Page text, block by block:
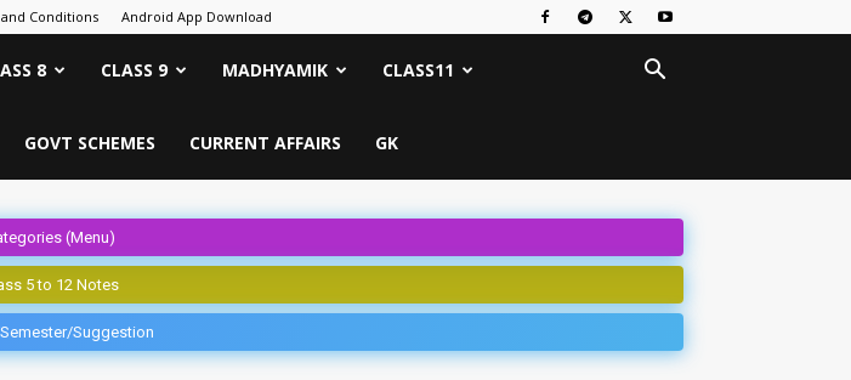
Conditions Android App Download
8 CLASS 9 MADHYAMIK CLASS11
GOVT SCHEMES CURRENT AFFAIRS GK
(Menu)
5 to 12 Notes
Suggestion